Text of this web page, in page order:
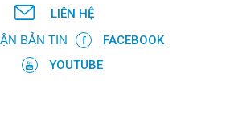
LIÊN HỆ
BẢN TIN
FACEBOOK
YOUTUBE